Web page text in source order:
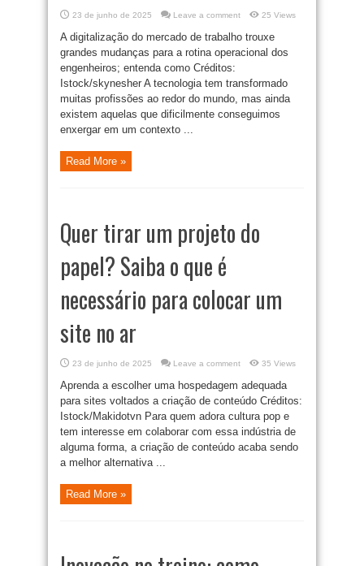
23 de junho de 2025 Leave a comment 25 Views
A digitalização do mercado de trabalho trouxe
grandes mudanças para a rotina operacional dos
engenheiros; entenda como Créditos:
Istock/skynesher A tecnologia tem transformado
muitas profissões ao redor do mundo, mas ainda
existem aquelas que dificilmente conseguimos
enxergar em um contexto ...
Read More »
Quer tirar um projeto do
papel? Saiba o que é
necessário para colocar um
site no ar
23 de junho de 2025 Leave a comment 35 Views
Aprenda a escolher uma hospedagem adequada
para sites voltados a criação de conteúdo Créditos:
Istock/Makidotvn Para quem adora cultura pop e
tem interesse em colaborar com essa indústria de
alguma forma, a criação de conteúdo acaba sendo
a melhor alternativa ...
Read More »